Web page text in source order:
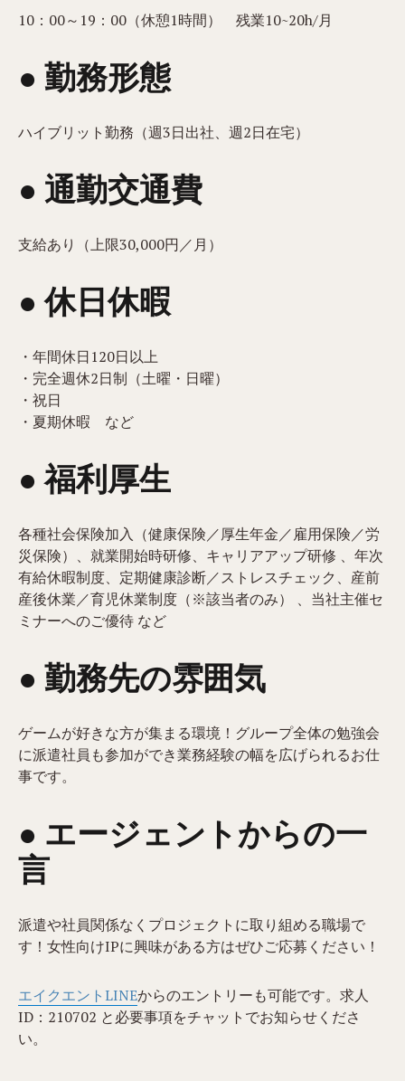
10：00～19：00（休憩1時間） 残業10~20h/月
● 勤務形態
ハイブリット勤務（週3日出社、週2日在宅）
● 通勤交通費
支給あり（上限30,000円／月）
● 休日休暇
・年間休日120日以上
・完全週休2日制（土曜・日曜）
・祝日
・夏期休暇 など
● 福利厚生
各種社会保険加入（健康保険／厚生年金／雇用保険／労
災保険）、就業開始時研修、キャリアアップ研修 、年次
有給休暇制度、定期健康診断／ストレスチェック、産前
産後休業／育児休業制度（※該当者のみ） 、当社主催セ
ミナーへのご優待 など
● 勤務先の雰囲気
ゲームが好きな方が集まる環境！グループ全体の勉強会
に派遣社員も参加ができ業務経験の幅を広げられるお仕
事です。
● エージェントからの一
言
派遣や社員関係なくプロジェクトに取り組める職場で
す！女性向けIPに興味がある方はぜひご応募ください！
エイクエントLINEからのエントリーも可能です。求人
ID：210702 と必要事項をチャットでお知らせくださ
い。